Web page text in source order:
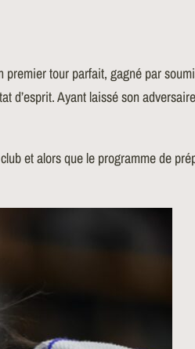
tour parfait, gagné par
Ayant laissé son
et alors que le programme de